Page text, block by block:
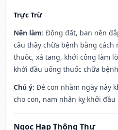
Trực Trừ
Nên làm: Động đất, ban nền
cầu thầy chữa bệnh bằng cách
thuốc, xả tang, khởi công làm
khởi đầu uống thuốc chữa
Chú ý: Đẻ con nhằm ngày này
cho con, nam nhân kỵ khởi
Ngọc Hạp Thông Thư